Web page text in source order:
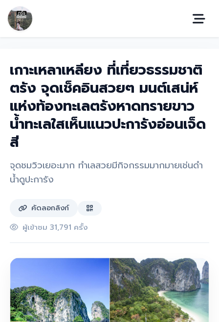
เกาะเหลาเหลียง ที่เที่ยวธรรมชาติ
ตรัง จุดเช็คอินสวยๆ มนต์เสน่ห์
แห่งท้องทะเลตรังหาดทรายขาว
น้ำทะเลใสเห็นแนวปะการังอ่อนเจ็ด
สี
จุดชมวิวเยอะมาก ทำเลสวยมีกิจกรรมมากมายเช่นดำ
น้ำดูปะการัง
คัดลอกลิงก์
ผู้เข้าชม 31,791 ครั้ง